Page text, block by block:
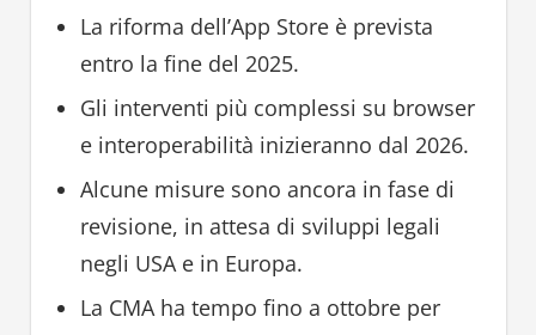
La riforma dell’App Store è prevista
entro la fine del 2025.
Gli interventi più complessi su browser
e interoperabilità inizieranno dal 2026.
Alcune misure sono ancora in fase di
revisione, in attesa di sviluppi legali
negli USA e in Europa.
La CMA ha tempo fino a ottobre per